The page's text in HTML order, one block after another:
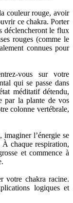
couleur rouge, avoir
ce chakra. Porter
déclencheront le flux
rouges (comme le
connues pour
vous sur votre
qui se passe dans
méditatif détendu,
par la plante de vos
colonne vertébrale,
imaginer l’énergie se
chaque respiration,
et commence à
votre chakra racine.
logiques et